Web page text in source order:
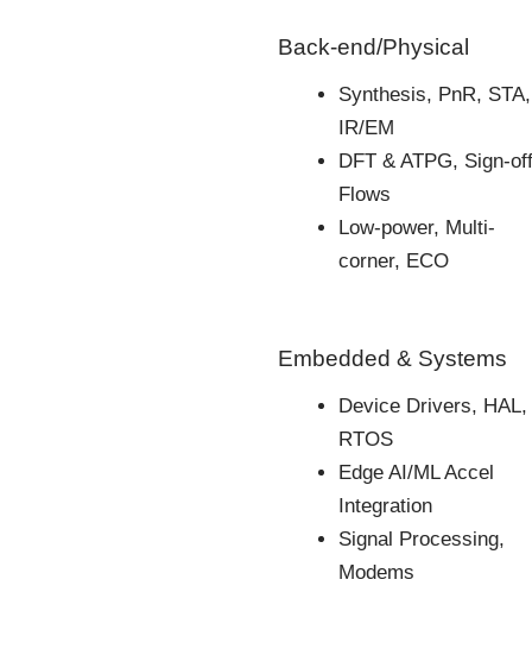
Back-end/Physical
Synthesis, PnR, STA,
IR/EM
DFT & ATPG, Sign-off
Flows
Low-power, Multi-
corner, ECO
Embedded & Systems
Device Drivers, HAL,
RTOS
Edge AI/ML Accel
Integration
Signal Processing,
Modems